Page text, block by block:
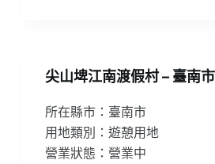
尖山埤江南渡假村 – 臺南
所在縣市：臺南市
用地類別：遊憩用地
營業狀態：營業中